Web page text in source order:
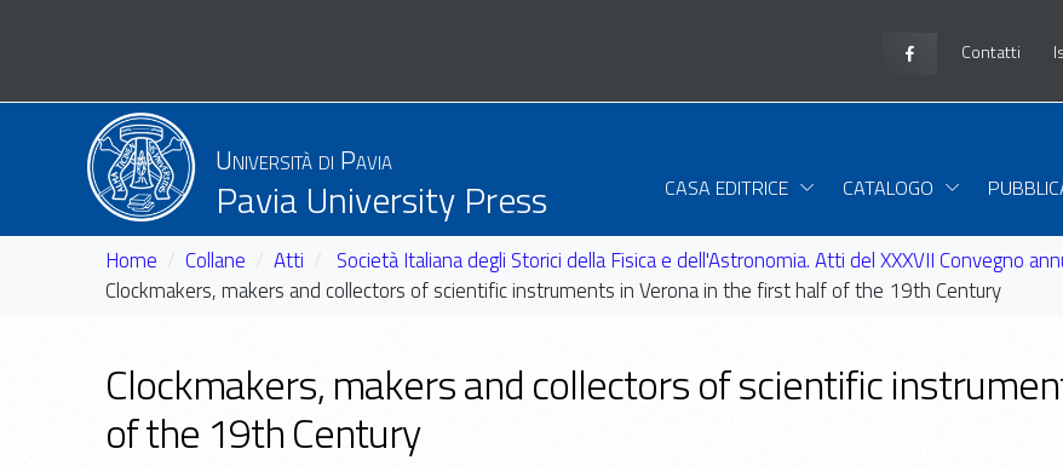
Contatti
Università di Pavia
Pavia University Press CASA EDITRICE CATALOGO
Home Collane Atti
Società Italiana degli Storici della Fisica e dell'Astronomia. Atti del XXXVII Convegno
Clockmakers, makers and collectors of scientific instruments in Verona in the first half of the 19th Century
Clockmakers, makers and collectors of scientific
of the 19th Century